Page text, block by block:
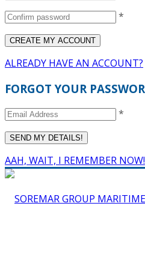
*
ALREADY HAVE AN ACCOUNT?
FORGOT YOUR
*
AAH, WAIT, I REMEMBER NOW!